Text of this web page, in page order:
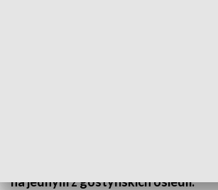
na jednym z gostyńskich osiedli.